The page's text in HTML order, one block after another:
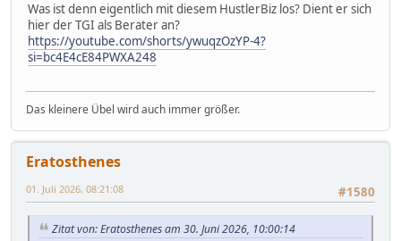
Was ist denn eigentlich mit diesem HustlerBiz los? Dient er sich
hier der TGI als Berater an?
https://youtube.com/shorts/ywuqzOzYP-4?
si=bc4E4cE84PWXA248
Das kleinere Übel wird auch immer größer.
Eratosthenes
#1580
01. Juli 2026, 08:21:08
Zitat von: Eratosthenes am 30. Juni 2026, 10:00:14